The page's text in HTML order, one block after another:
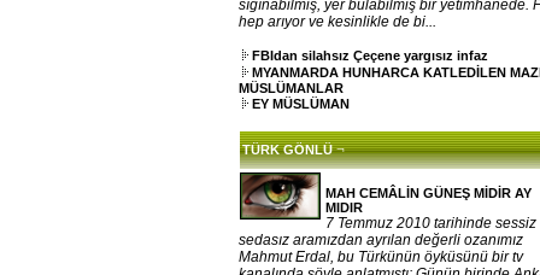
sığınabilmiş, yer bulabilmiş bir yetimhanede.
hep arıyor ve kesinlikle de bi...
FBIdan silahsız Çeçene yargısız infaz
MYANMARDA HUNHARCA KATLEDİLEN
MÜSLÜMANLAR
EY MÜSLÜMAN
TÜRK GÖNLÜ ¬
MAH CEMÂLİN GÜNEŞ MİDİR AY
MIDIR
7 Temmuz 2010 tarihinde sessiz
sedasız aramızdan ayrılan değerli ozanımız
Mahmut Erdal, bu Türkünün öyküsünü bir tv